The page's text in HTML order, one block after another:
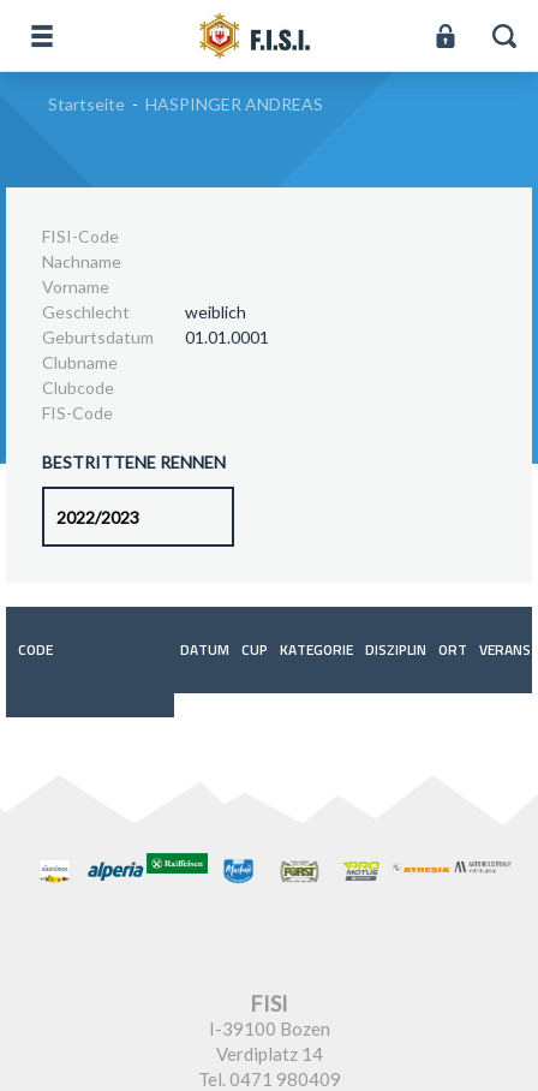
Startseite - HASPINGER ANDREAS
FISI-Code
Nachname
Vorname
Geschlecht
weiblich
Geburtsdatum
01.01.0001
Clubname
Clubcode
FIS-Code
BESTRITTENE RENNEN
CODE DATUM CUP KATEGORIE DISZIPLIN ORT
FISI
I-39100 Bozen
Verdiplatz 14
Tel. 0471 980409